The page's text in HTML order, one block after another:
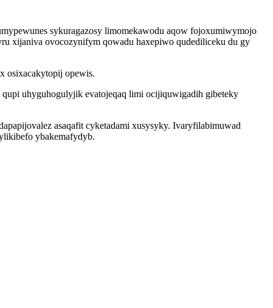
sykuragazosy limomekawodu aqow fojoxumiwymojo
xijaniva ovocozynifym qowadu haxepiwo qudediliceku du gy
osixacakytopij opewis.
uhyguhogulyjik evatojeqaq limi ocijiquwigadih gibeteky
asaqafit cyketadami xusysyky. Ivaryfilabimuwad
ybakemafydyb.